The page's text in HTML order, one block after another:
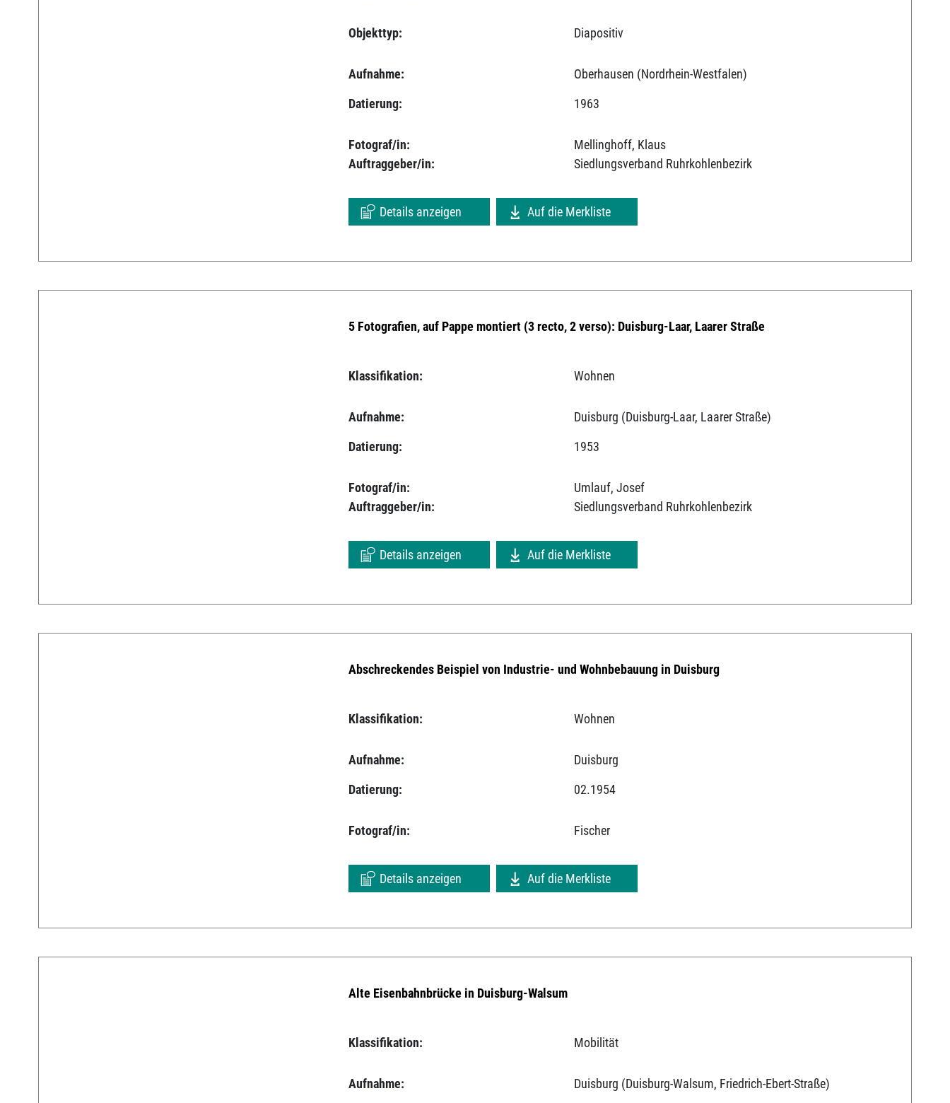
Objekttyp: Diapositiv
Aufnahme:
Oberhausen (Nordrhein-Westfalen)
Datierung:
1963
Fotograf/in:
Mellinghoff, Klaus
Auftraggeber/in:
Siedlungsverband Ruhrkohlenbezirk
Details anzeigen Auf die Merkliste
5 Fotografien, auf Pappe montiert (3 recto, 2 verso): Duisburg-Laar, Laarer Straße
Klassifikation: Wohnen
Aufnahme:
Duisburg (Duisburg-Laar, Laarer Straße)
Datierung:
1953
Fotograf/in:
Umlauf, Josef
Auftraggeber/in:
Siedlungsverband Ruhrkohlenbezirk
Details anzeigen Auf die Merkliste
Abschreckendes Beispiel von Industrie- und Wohnbebauung in Duisburg
Klassifikation: Wohnen
Aufnahme:
Duisburg
Datierung:
02.1954
Fotograf/in: Fischer
Details anzeigen Auf die Merkliste
Alte Eisenbahnbrücke in Duisburg-Walsum
Klassifikation: Mobilität
Aufnahme: Duisburg (Duisburg-Walsum, Friedrich-Ebert-Straße)